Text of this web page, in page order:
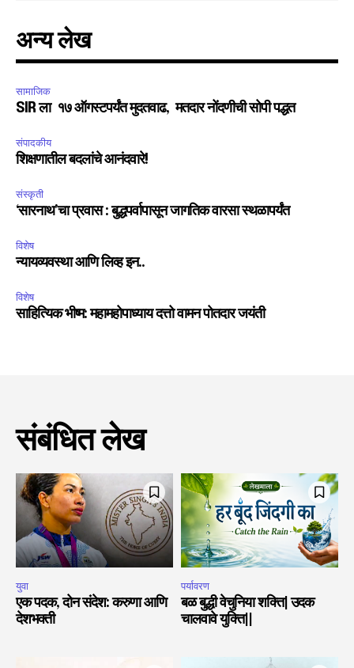
अन्य लेख
सामाजिक
SIR ला १७ ऑगस्टपर्यंत मुदतवाढ, मतदार नोंदणीची सोपी पद्धत
संपादकीय
शिक्षणातील बदलांचे आनंदवारे!
संस्कृती
‘सारनाथ’चा प्रवास : बुद्धपर्वापासून जागतिक वारसा स्थळापर्यंत
विशेष
न्यायव्यवस्था आणि लिव्ह इन..
विशेष
साहित्यिक भीष्म: महामहोपाध्याय दत्तो वामन पोतदार जयंती
संबंधित लेख
युवा
एक पदक, दोन संदेश: करुणा आणि
देशभक्ती
पर्यावरण
बळ बुद्धी वेचुनिया शक्ति| उदक
चालवावे युक्ति||